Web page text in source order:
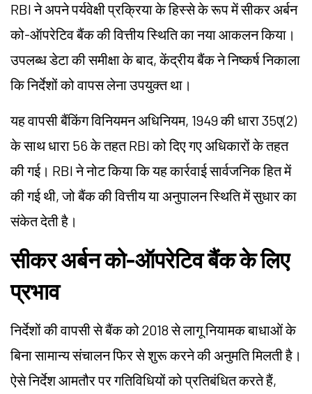
RBI ने अपने पर्यवेक्षी प्रक्रिया के हिस्से के रूप में सीकर अर्बन
को-ऑपरेटिव बैंक की वित्तीय स्थिति का नया आकलन किया।
उपलब्ध डेटा की समीक्षा के बाद, केंद्रीय बैंक ने निष्कर्ष निकाला
कि निर्देशों को वापस लेना उपयुक्त था।
यह वापसी बैंकिंग विनियमन अधिनियम, 1949 की धारा 35ए(2)
के साथ धारा 56 के तहत RBI को दिए गए अधिकारों के तहत
की गई। RBI ने नोट किया कि यह कार्रवाई सार्वजनिक हित में
की गई थी, जो बैंक की वित्तीय या अनुपालन स्थिति में सुधार का
संकेत देती है।
सीकर अर्बन को-ऑपरेटिव बैंक के लिए
प्रभाव
निर्देशों की वापसी से बैंक को 2018 से लागू नियामक बाधाओं के
बिना सामान्य संचालन फिर से शुरू करने की अनुमति मिलती है।
ऐसे निर्देश आमतौर पर गतिविधियों को प्रतिबंधित करते हैं,